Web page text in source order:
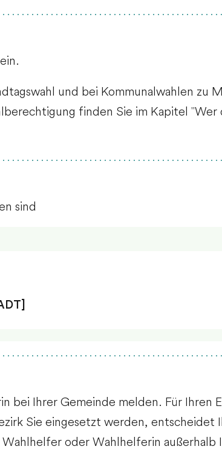
und bei Kommunalwahlen zu
finden Sie im Kapitel "Wer
sind
Ihrer Gemeinde melden. Für Ihren
Sie eingesetzt werden, entscheidet
oder Wahlhelferin außerhalb